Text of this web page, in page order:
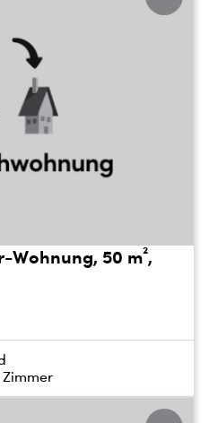
Wohnung, 50 m²,
Zimmer